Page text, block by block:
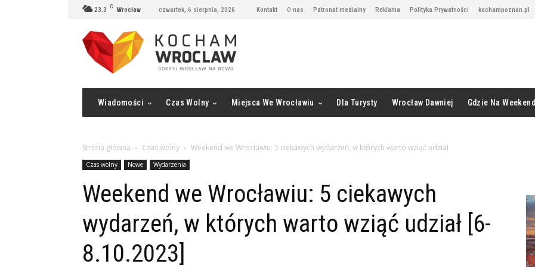
23.3 C Wrocław czwartek, 6 sierpnia, 2026 Kontakt O nas Patronat medialny Reklama Polityka Prywatności kochampoznan.pl
Wiadomości Czas Wolny Miejsca We Wrocławiu Dla Turysty Wrocław Dawniej Gdzie Na Weekend
Strona główna Czas wolny Weekend we Wrocławiu: 5 ciekawych wydarzeń, w których warto wziąć udział
Czas wolny Nowe Wydarzenia
Weekend we Wrocławiu: 5 ciekawych
wydarzeń, w których warto wziąć udział [6-
8.10.2023]